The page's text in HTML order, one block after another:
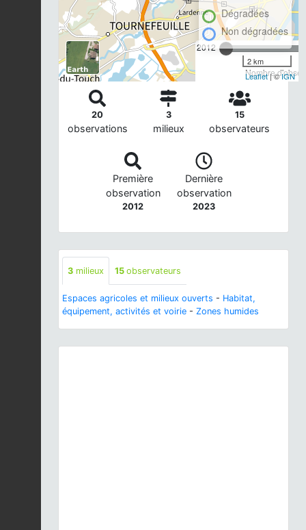
2012
Nombre
Dégradées
Non dégradées
2 km
Leaflet| ©IGN
20
observations
3
milieux
15
observateurs
Première
observation
2012
Dernière
observation
2023
3 milieux 15 observateurs
Espaces agricoles et milieux ouverts - Habitat,
équipement, activités et voirie - Zones humides